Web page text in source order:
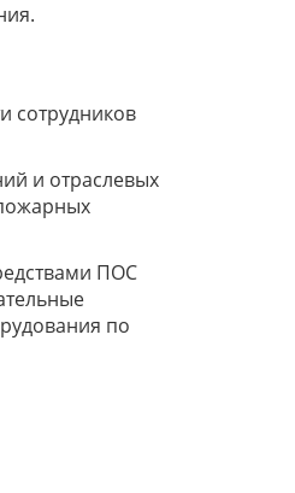
сотрудников
и отраслевых
ПОС
по